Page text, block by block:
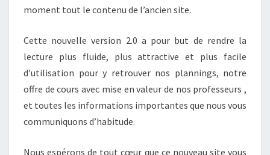
moment tout le contenu de l’ancien site.
Cette nouvelle version 2.0 a pour but de rendre la
lecture plus fluide, plus attractive et plus facile
d’utilisation pour y retrouver nos plannings, notre
offre de cours avec mise en valeur de nos professeurs ,
et toutes les informations importantes que nous vous
communiquons d’habitude.
Nous espérons de tout cœur que ce nouveau site vous